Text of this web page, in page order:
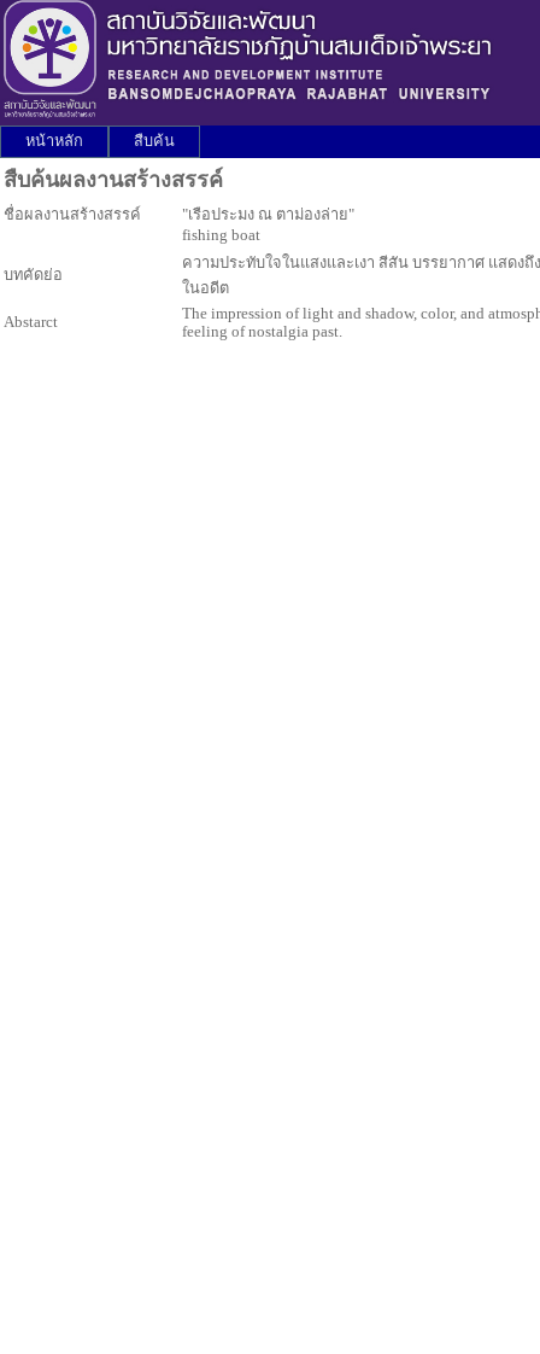
หน้าหลัก สืบค้น
สืบค้นผลงานสร้างสรรค์
ชื่อผลงานสร้างสรรค์
"เรือประมง ณ ตาม่องล่าย"
fishing boat
บทคัดย่อ
ความประทับใจในแสงและเงา สีสัน บรรยากาศ แสดง
ในอดีต
Abstarct
The impression of light and shadow, color, and
feeling of nostalgia past.